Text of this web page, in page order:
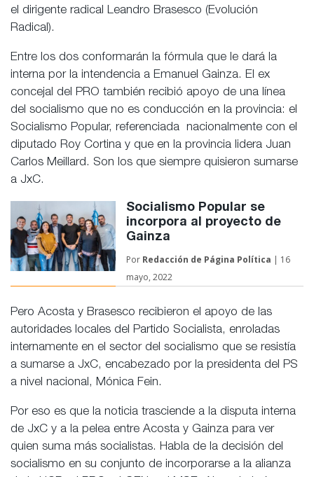
el dirigente radical Leandro Brasesco (Evolución
Radical).
Entre los dos conformarán la fórmula que le dará la
interna por la intendencia a Emanuel Gainza. El ex
concejal del PRO también recibió apoyo de una línea
del socialismo que no es conducción en la provincia: el
Socialismo Popular, referenciada nacionalmente con el
diputado Roy Cortina y que en la provincia lidera Juan
Carlos Meillard. Son los que siempre quisieron sumarse
a JxC.
Socialismo Popular se
incorpora al proyecto de
Gainza
Por Redacción de Página Política | 16
mayo, 2022
Pero Acosta y Brasesco recibieron el apoyo de las
autoridades locales del Partido Socialista, enroladas
internamente en el sector del socialismo que se resistía
a sumarse a JxC, encabezado por la presidenta del PS
a nivel nacional, Mónica Fein.
Por eso es que la noticia trasciende a la disputa interna
de JxC y a la pelea entre Acosta y Gainza para ver
quien suma más socialistas. Habla de la decisión del
socialismo en su conjunto de incorporarse a la alianza